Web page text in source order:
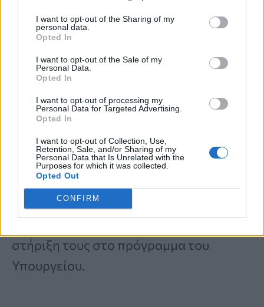
I want to opt-out of the Sharing of my
personal data.
Opted In
I want to opt-out of the Sale of my
Personal Data.
Opted In
I want to opt-out of processing my
Personal Data for Targeted Advertising.
Opted In
I want to opt-out of Collection, Use,
Retention, Sale, and/or Sharing of my
Personal Data that Is Unrelated with the
Purposes for which it was collected.
Opted Out
CONFIRM
Την εκδήλωση τίμησαν με την παρουσία
και συμμετοχή τους Υπουργοί,
Υφυπουργοί και Γενικοί Γραμματείς της
Κυβέρνησης, καθώς και ειδικοί σε
διάφορους τομείς που συνέβαλαν με τη
συμμετοχή τους. Ειδικότερα, η
Αρδίτη, ο καθηγητήςΓιάννης Μανιός, η
Άννα Κανδαράκη, ο Πάνος Ιωαννίδης
και ο Θοδωρής Παπαλουκάς
στήριξη τους στο πρόγραμμα του
Υπουργείου.